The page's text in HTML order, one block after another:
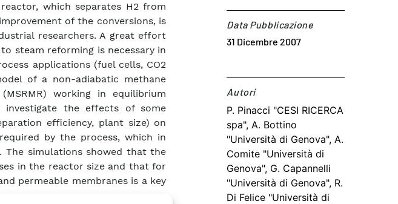
which separates H2 from
of the conversions, is
researchers. A great effort
steam reforming is necessary in
applications (fuel cells, CO2
of a non-adiabatic methane
working in equilibrium
the effects of some
efficiency, plant size) on
by the process, which in
simulations showed that the
in the reactor size and that for
permeable membranes is a key
Data Pubblicazione
31 Dicembre 2007
Autori​
P. Pinacci "CESI RICERCA
spa", A. Bottino
"Università di Genova", A.
Comite "Università di
Genova", G. Capannelli
"Università di Genova", R.
Di Felice "Università di